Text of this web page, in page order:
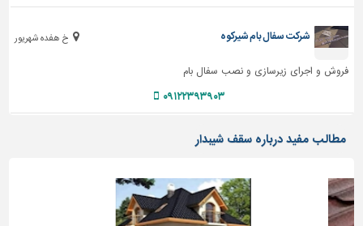
خ هفده شهریور شرکت سفال بام شیرکوه
فروش و اجرای زیرسازی و نصب سفال بام
۰۹۱۲۲۳۹۳۹۰۳
مطالب مفید درباره سقف شیبدار